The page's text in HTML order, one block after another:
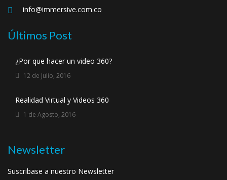
info@immersive.com.co
Últimos Post
¿Por que hacer un video 360?
12 de Julio, 2016
Realidad Virtual y Videos 360
1 de Agosto, 2016
Newsletter
Suscribase a nuestro Newsletter